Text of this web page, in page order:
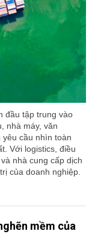
đầu tập trung vào
nhà máy, văn
cầu nhìn toàn
Với logistics, điều
nhà cung cấp dịch
của doanh nghiệp.
mềm của